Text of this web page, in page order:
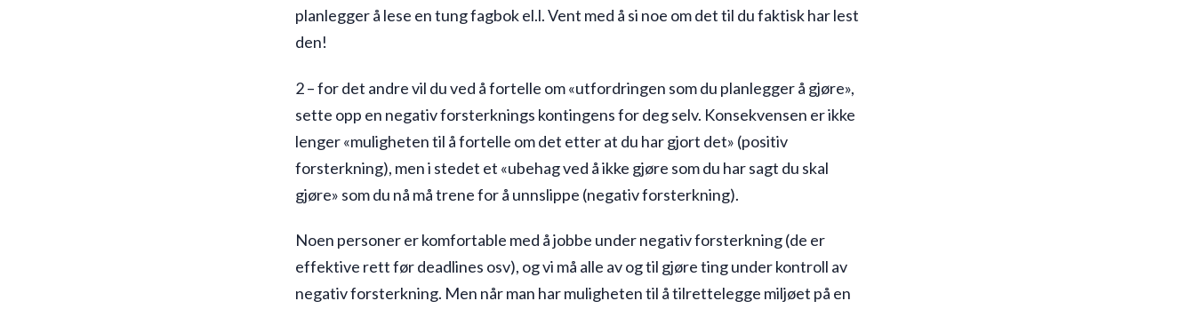
planlegger å lese en tung fagbok el.l. Vent med å si noe om det til du faktisk har lest
den!
2 – for det andre vil du ved å fortelle om «utfordringen som du planlegger å gjøre»,
sette opp en negativ forsterknings kontingens for deg selv. Konsekvensen er ikke
lenger «muligheten til å fortelle om det etter at du har gjort det» (positiv
forsterkning), men i stedet et «ubehag ved å ikke gjøre som du har sagt du skal
gjøre» som du nå må trene for å unnslippe (negativ forsterkning).
Noen personer er komfortable med å jobbe under negativ forsterkning (de er
effektive rett før deadlines osv), og vi må alle av og til gjøre ting under kontroll av
negativ forsterkning. Men når man har muligheten til å tilrettelegge miljøet på en